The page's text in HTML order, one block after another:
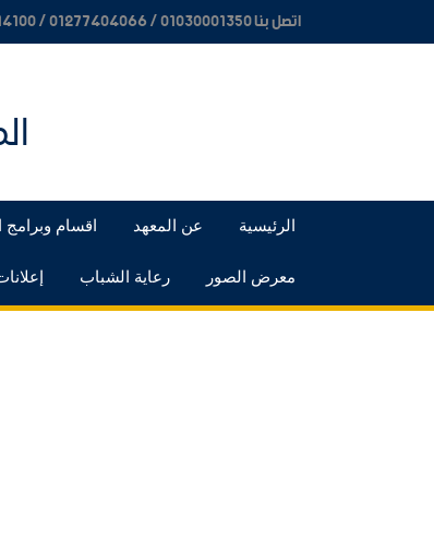
اتصل بنا 01030001350 / 01277404066 / 0503614100 / 0503614200 / 0503614300
الرئيسية عن المعهد اقسام وبرامج
معرض الصور رعاية الشباب